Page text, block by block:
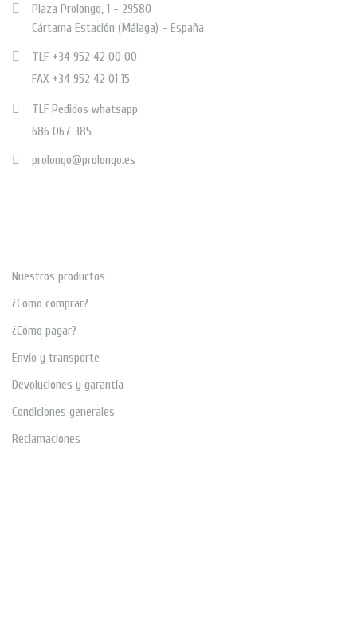
Plaza Prolongo, 1 - 29580
Cártama Estación (Málaga) - España
TLF +34 952 42 00 00
FAX +34 952 42 01 15
TLF Pedidos whatsapp
686 067 385
prolongo@prolongo.es
Nuestros productos
¿Cómo comprar?
¿Cómo pagar?
Envío y transporte
Devoluciones y garantía
Condiciones generales
Reclamaciones